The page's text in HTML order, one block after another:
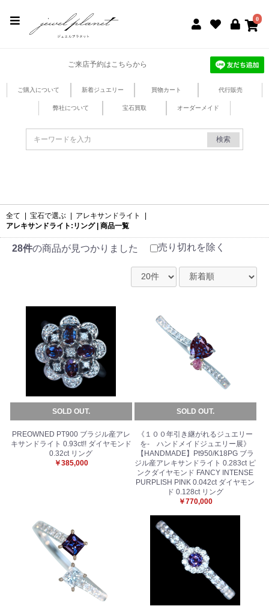
0
ご来店予約はこちらから
ご購入について 新着ジュエリー 買物カート 代行販売
弊社について 宝石買取 オーダーメイド
検索
全て 宝石で選ぶ アレキサンドライト
アレキサンドライト:リング | 商品一覧
28件の商品が見つかりました 売り切れを除く
SOLD OUT.
PREOWNED PT900 ブラジル産アレ
キサンドライト 0.93ct!! ダイヤモンド
0.32ct リング
￥385,000
SOLD OUT.
《１００年引き継がれるジュエリー
を- ハンドメイドジュエリー展》
【HANDMADE】Pt950/K18PG ブラ
ジル産アレキサンドライト 0.283ct ピ
ンクダイヤモンド FANCY INTENSE
PURPLISH PINK 0.042ct ダイヤモン
ド 0.128ct リング
￥770,000